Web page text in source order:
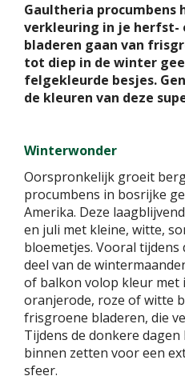
Gaultheria procumbens
verkleuring in je herfst-
bladeren gaan van
tot diep in de winter
felgekleurde besjes.
de kleuren van deze
Winterwonder
Oorspronkelijk groeit
procumbens in bosrijke
Amerika. Deze
en juli met kleine, witte,
bloemetjes. Vooral
deel van de
of balkon volop kleur met
oranjerode, roze of witte
frisgroene bladeren, die
Tijdens de donkere
binnen zetten voor een
sfeer.